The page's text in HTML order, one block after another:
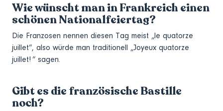
Wie wünscht man in Frankreich einen
schönen Nationalfeiertag?
Die Franzosen nennen diesen Tag meist „le quatorze
juillet“, also würde man traditionell „Joyeux quatorze
juillet! “ sagen.
Gibt es die französische Bastille
noch?